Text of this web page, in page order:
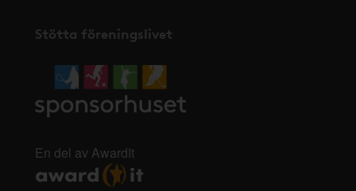
Stötta föreningslivet
En del av AwardIt